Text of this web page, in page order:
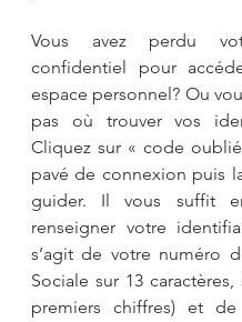
Vous avez perdu
confidentiel pour
espace personnel? Ou
pas où trouver vos
Cliquez sur « code
pavé de connexion puis
guider. Il vous suffit
renseigner votre
s’agit de votre numéro
Sociale sur 13
premiers chiffres) et de